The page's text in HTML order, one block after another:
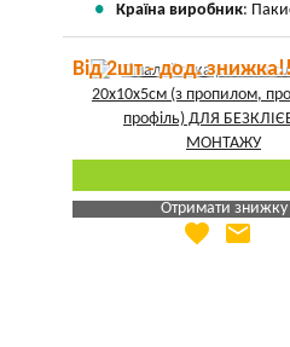
Країна виробник:
Від 2шт - дод.
Отримати знижку
Яка Ваша ціна
favorite email